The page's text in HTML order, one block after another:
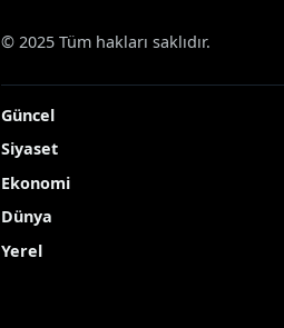
© 2025 Tüm hakları saklıdır.
Güncel
Siyaset
Ekonomi
Dünya
Yerel